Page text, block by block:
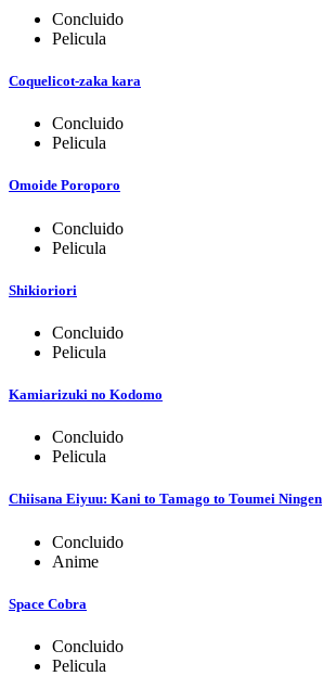
Concluido
Pelicula
Coquelicot-zaka kara
Concluido
Pelicula
Omoide Poroporo
Concluido
Pelicula
Shikioriori
Concluido
Pelicula
Kamiarizuki no Kodomo
Concluido
Pelicula
Chiisana Eiyuu: Kani to Tamago to Toumei Ningen
Concluido
Anime
Space Cobra
Concluido
Pelicula